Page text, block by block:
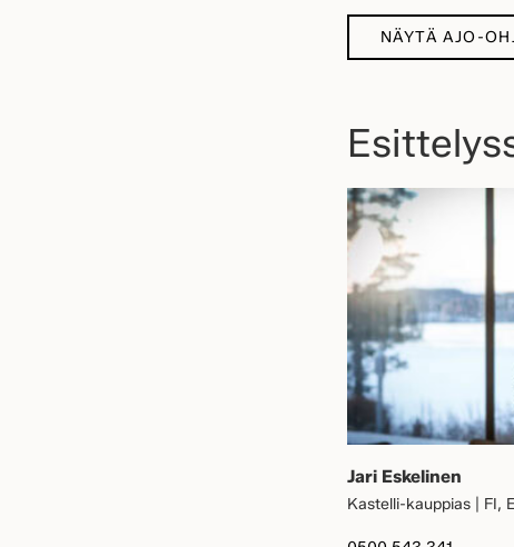
NÄYTÄ AJO-
Jari Eskelinen
Kastelli-kauppias | FI,